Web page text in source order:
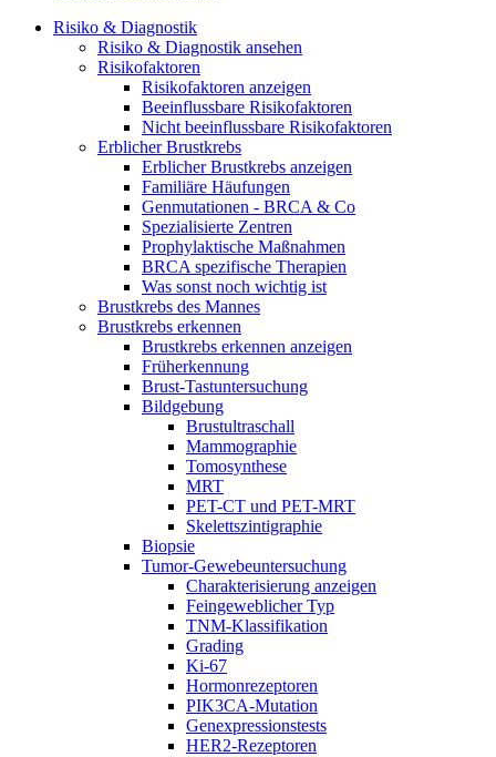
Risiko & Diagnostik
Risiko & Diagnostik ansehen
Risikofaktoren
Risikofaktoren anzeigen
Beeinflussbare Risikofaktoren
Nicht beeinflussbare Risikofaktoren
Erblicher Brustkrebs
Erblicher Brustkrebs anzeigen
Familiäre Häufungen
Genmutationen - BRCA & Co
Spezialisierte Zentren
Prophylaktische Maßnahmen
BRCA spezifische Therapien
Was sonst noch wichtig ist
Brustkrebs des Mannes
Brustkrebs erkennen
Brustkrebs erkennen anzeigen
Früherkennung
Brust-Tastuntersuchung
Bildgebung
Brustultraschall
Mammographie
Tomosynthese
MRT
PET-CT und PET-MRT
Skelettszintigraphie
Biopsie
Tumor-Gewebeuntersuchung
Charakterisierung anzeigen
Feingeweblicher Typ
TNM-Klassifikation
Grading
Ki-67
Hormonrezeptoren
PIK3CA-Mutation
Genexpressionstests
HER2-Rezeptoren